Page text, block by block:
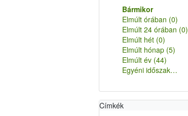
Bármikor
Elmúlt órában (0)
Elmúlt 24 órában (0)
Elmúlt hét (0)
Elmúlt hónap (5)
Elmúlt év (44)
Egyéni időszak…
Címkék